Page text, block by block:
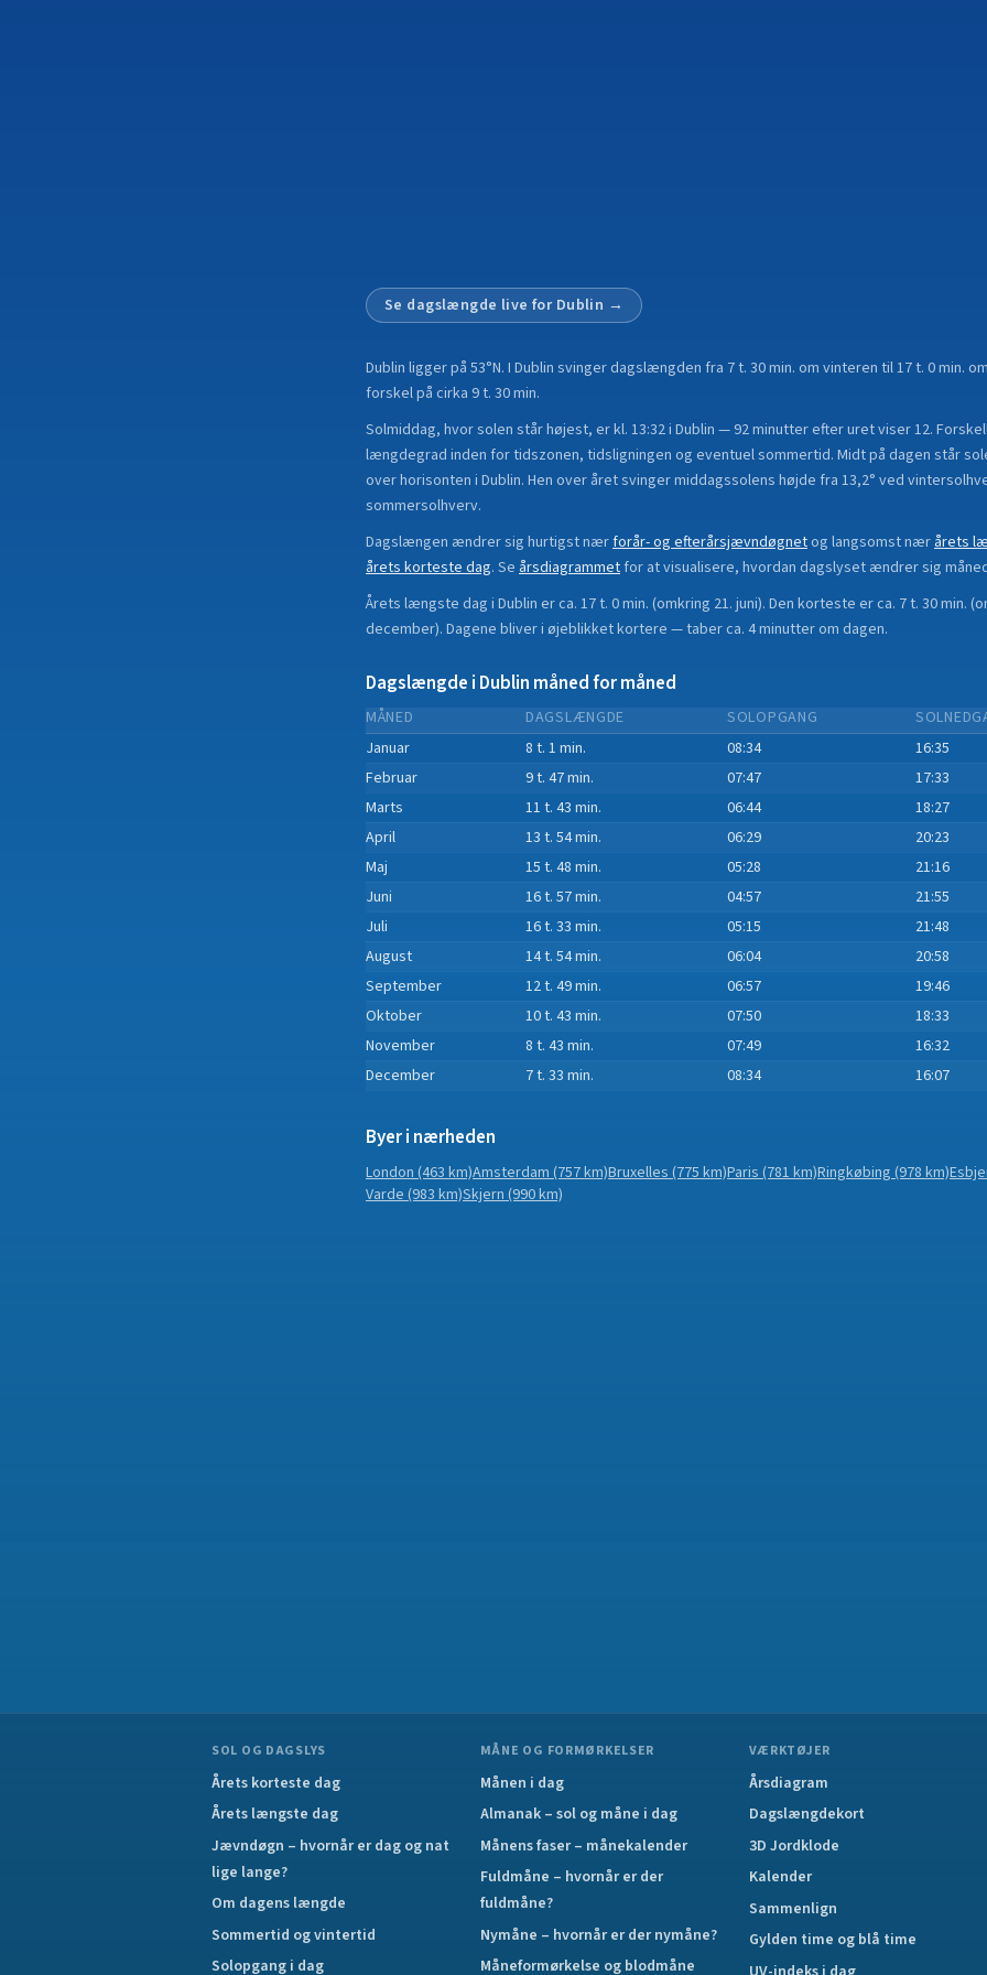
Se dagslængde live for Dublin →
Dublin ligger på 53°N. I Dublin svinger dagslængden fra 7 t. 30 min. om vinteren til 17 t. 0 min.
forskel på cirka 9 t. 30 min.
Solmiddag, hvor solen står højest, er kl. 13:32 i Dublin — 92 minutter efter uret viser 12.
længdegrad inden for tidszonen, tidsligningen og eventuel sommertid. Midt på dagen står
over horisonten i Dublin. Hen over året svinger middagssolens højde fra 13,2° ved
sommersolhverv.
Dagslængen ændrer sig hurtigst nærforår- og efterårsjævndøgnetog langsomst nærårets
årets korteste dag. Se årsdiagrammetfor at visualisere, hvordan dagslyset ændrer sig
Årets længste dag i Dublin er ca. 17 t. 0 min. (omkring 21. juni). Den korteste er ca. 7 t. 30 min. (
december). Dagene bliver i øjeblikketkortere —taberca. 4minutterom dagen.
Dagslængde i Dublin måned for måned
MÅNED DAGSLÆNGDE SOLOPGANG
Januar
8 t. 1 min. 08:34
16:35
Februar
9 t. 47 min. 07:47
17:33
Marts
11 t. 43 min. 06:44
18:27
April
13 t. 54 min. 06:29
20:23
Maj
15 t. 48 min. 05:28
21:16
Juni
16 t. 57 min. 04:57
21:55
Juli
16 t. 33 min. 05:15
21:48
August
14 t. 54 min. 06:04
20:58
September
12 t. 49 min. 06:57
19:46
Oktober
10 t. 43 min. 07:50
18:33
November
8 t. 43 min. 07:49
16:32
December
7 t. 33 min. 08:34 16:07
Byer i nærheden
London(463 km)Amsterdam(757 km)Bruxelles(775 km)Paris(781 km)Ringkøbing(978 km)
Varde(983 km)Skjern(990 km)
SOL OG DAGSLYS
Årets korteste dag
Årets længste dag
Jævndøgn – hvornår er dag og nat
lige lange?
Om dagens længde
Sommertid og vintertid
Solopgang i dag
MÅNE OG FORMØRKELSER
Månen i dag
Almanak – sol og måne i dag
Månens faser – månekalender
Fuldmåne – hvornår er der
fuldmåne?
Nymåne – hvornår er der nymåne?
Måneformørkelse og blodmåne
VÆRKTØJER
Årsdiagram
Dagslængdekort
3D Jordklode
Kalender
Sammenlign
Gylden time og blå time